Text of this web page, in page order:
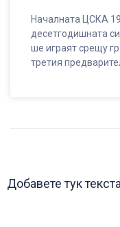
Началната ЦСКА
десетгодишната
ше играят срещу
третия
Добавете тук